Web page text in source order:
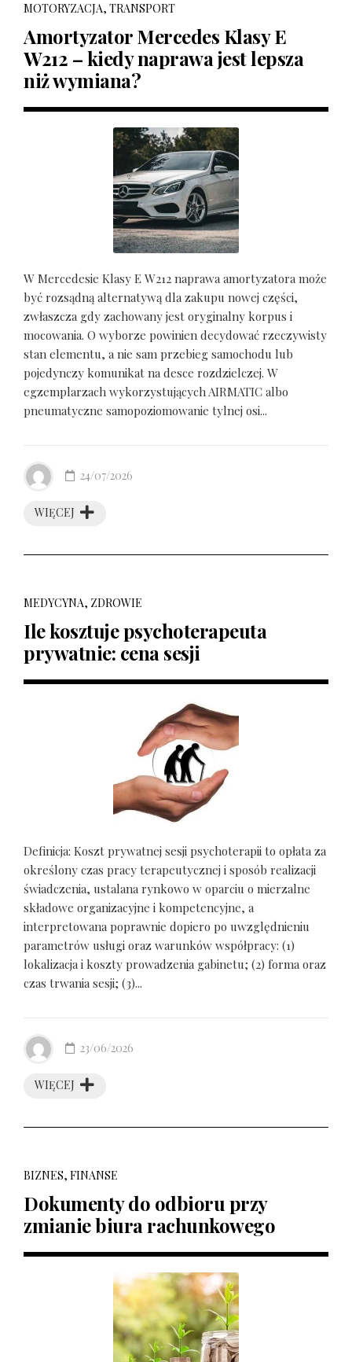
MOTORYZACJA, TRANSPORT
Amortyzator Mercedes Klasy E
W212 – kiedy naprawa jest lepsza
niż wymiana?
W Mercedesie Klasy E W212 naprawa amortyzatora może
być rozsądną alternatywą dla zakupu nowej części,
zwłaszcza gdy zachowany jest oryginalny korpus i
mocowania. O wyborze powinien decydować rzeczywisty
stan elementu, a nie sam przebieg samochodu lub
pojedynczy komunikat na desce rozdzielczej. W
egzemplarzach wykorzystujących AIRMATIC albo
pneumatyczne samopoziomowanie tylnej osi...
WIĘCEJ
24/07/2026
MEDYCYNA, ZDROWIE
Ile kosztuje psychoterapeuta
prywatnie: cena sesji
Definicja: Koszt prywatnej sesji psychoterapii to opłata za
określony czas pracy terapeutycznej i sposób realizacji
świadczenia, ustalana rynkowo w oparciu o mierzalne
składowe organizacyjne i kompetencyjne, a
interpretowana poprawnie dopiero po uwzględnieniu
parametrów usługi oraz warunków współpracy: (1)
lokalizacja i koszty prowadzenia gabinetu; (2) forma oraz
czas trwania sesji; (3)...
WIĘCEJ
23/06/2026
BIZNES, FINANSE
Dokumenty do odbioru przy
zmianie biura rachunkowego